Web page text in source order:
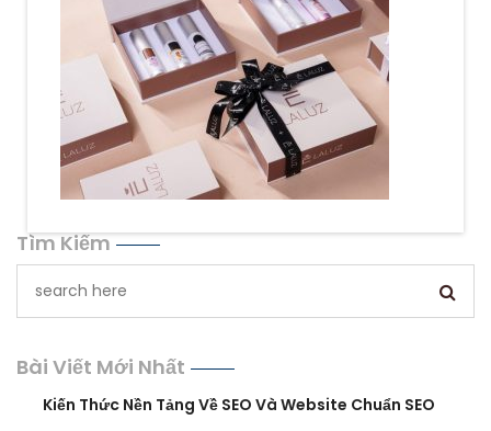
Tìm Kiếm
Bài Viết Mới Nhất
Kiến Thức Nền Tảng Về SEO Và Website Chuẩn SEO